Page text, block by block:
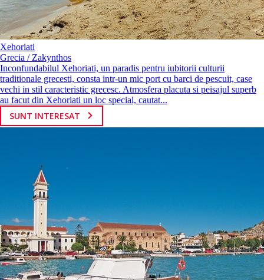
Xehoriati
Grecia / Zakynthos
Inconfundabilul Xehoriati, un paradis pentru iubitorii culturii
traditionale grecesti, consta intr-un mic port cu barci de pescuit, case
vechi in stil caracteristic grecesc. Atmosfera placuta si peisajul superb
au facut din Xehoriati un loc special, cautat...
SUNT INTERESAT